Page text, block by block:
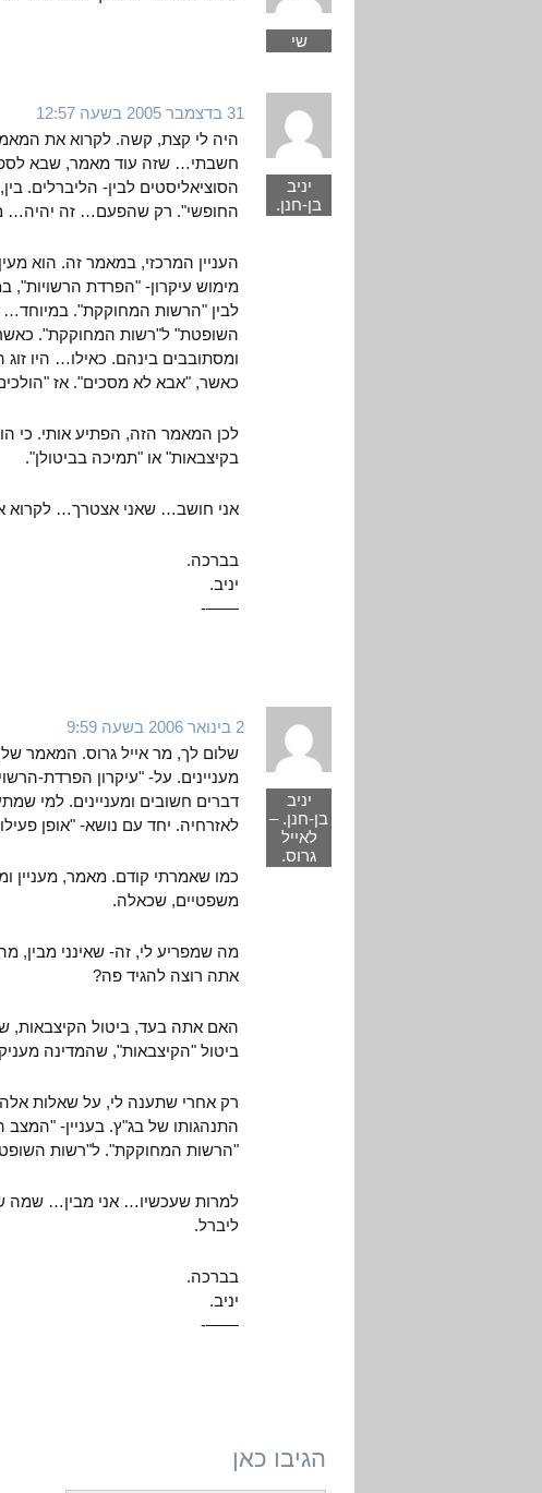
שי
יניב
בן-חנן.
31 בדצמבר 2005 בשעה 12:57
היה לי קצת, קשה. לקרוא את
חשבתי… שזה עוד מאמר, שבא
הסוציאליסטים לבין- הליברלים.
החופשי". רק שהפעם… זה יהיה…
העניין המרכזי, במאמר זה. הוא
מימוש עיקרון- "הפרדת הרשויות",
לבין "הרשות המחוקקת".
השופטת" ל"רשות המחוקקת". כאשר
ומסתובבים בינהם. כאילו… היו
כאשר, "אבא לא מסכים". אז
לכן המאמר הזה, הפתיע אותי. כי
בקיצבאות" או "תמיכה בביטולן".
אני חושב… שאני אצטרך… לקרוא
בברכה.
יניב.
——-
יניב
בן-חנן. –
לאייל
גרוס.
2 בינואר 2006 בשעה 9:59
שלום לך, מר אייל גרוס. המאמר
מעניינים. על- "עיקרון הפרדת-
דברים חשובים ומעניינים. למי
לאזרחיה. יחד עם נושא- "אופן
כמו שאמרתי קודם. מאמר, מעניין
משפטיים, שכאלה.
מה שמפריע לי, זה- שאינני מבין,
אתה רוצה להגיד פה?
האם אתה בעד, ביטול הקיצבאות,
ביטול "הקיצבאות", שהמדינה
רק אחרי שתענה לי, על שאלות
התנהגותו של בג"ץ. בעניין- "המצב
"הרשות המחוקקת". ל"רשות
למרות שעכשיו… אני מבין… שמה
ליברל.
בברכה.
יניב.
——-
הגיבו כאן